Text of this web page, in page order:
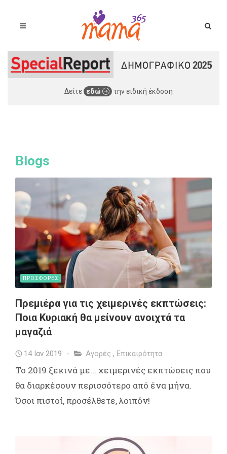
Δείτε εδώ την ειδική έκδοση
Blogs
ΠΡΟΣΦΟΡΕΣ
Πρεμιέρα για τις χειμερινές εκπτώσεις:
Ποια Κυριακή θα μείνουν ανοιχτά τα
μαγαζιά
14 Ιαν 2019 Αγορές , Επικαιρότητα
Το 2019 ξεκινά με... χειμερινές εκπτώσεις που
θα διαρκέσουν περισσότερο από ένα μήνα.
Όσοι πιστοί, προσέλθετε, λοιπόν!